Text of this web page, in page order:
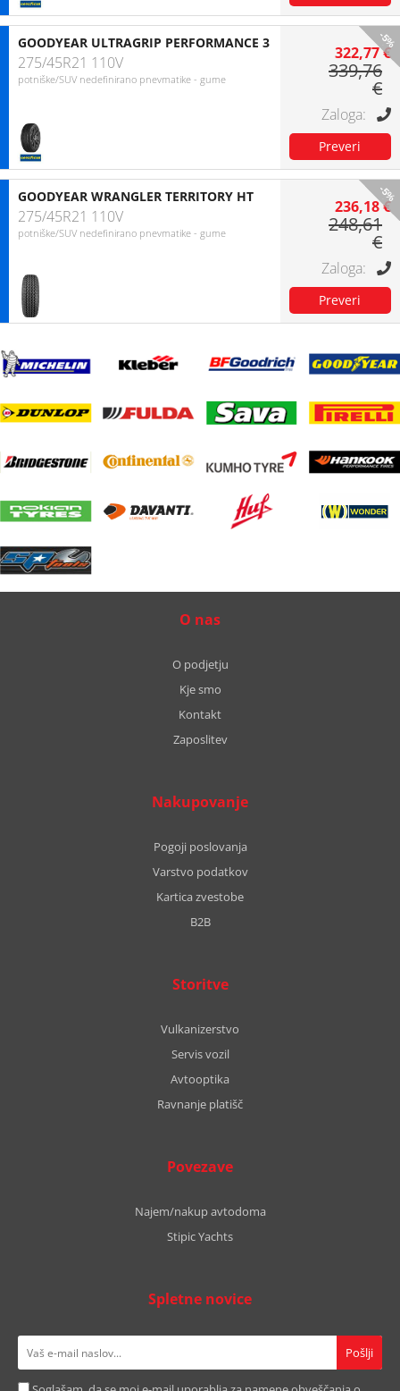
-5%
GOODYEAR ULTRAGRIP PERFORMANCE 3
275/45R21 110V
potniške/SUV nedefinirano pnevmatike - gume
322,77 €
339,76
€
-5%
GOODYEAR WRANGLER TERRITORY HT
275/45R21 110V
potniške/SUV nedefinirano pnevmatike - gume
236,18 €
248,61
€
O nas
O podjetju
Kje smo
Kontakt
Zaposlitev
Nakupovanje
Pogoji poslovanja
Varstvo podatkov
Kartica zvestobe
B2B
Storitve
Vulkanizerstvo
Servis vozil
Avtooptika
Ravnanje platišč
Povezave
Najem/nakup avtodoma
Stipic Yachts
Spletne novice